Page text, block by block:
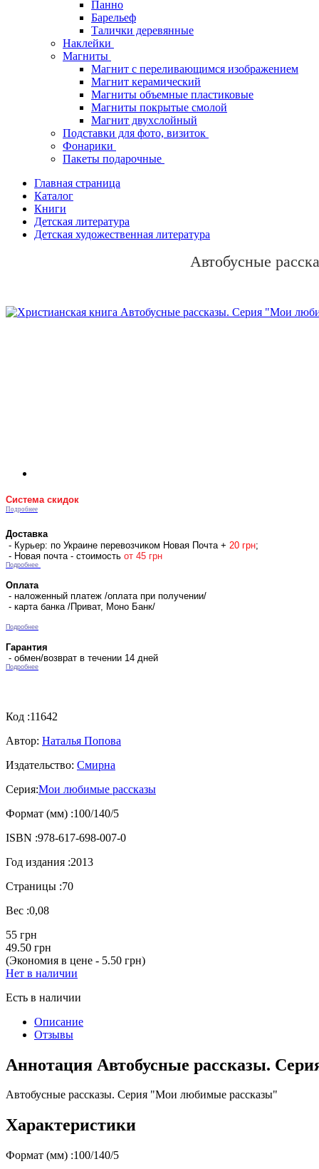
Панно
Барельеф
Талички деревянные
Наклейки
Магниты
Магнит с переливающимся изображением
Магнит керамический
Магниты объемные пластиковые
Магниты покрытые смолой
Магнит двухслойный
Подставки для фото, визиток
Фонарики
Пакеты подарочные
Главная страница
Каталог
Книги
Детская литература
Детская художественная литература
Автобусные
Система скидок
Подробнее
Доставка
- Курьер: по Украине перевозчиком Новая Почта + 20 грн;
- Новая почта - стоимость от 45 грн
Подробнее
Оплата
- наложенный платеж /оплата при получении/
- карта банка /Приват, Моно Банк/
Подробнее
Гарантия
- обмен/возврат в течении 14 дней
Подробнее
Код :11642
Автор: Наталья Попова
Издательство: Смирна
Серия:Мои любимые рассказы
Формат (мм) :100/140/5
ISBN :978-617-698-007-0
Год издания :2013
Страницы :70
Вес :0,08
55 грн
49.50 грн
(Экономия в цене - 5.50 грн)
Нет в наличии
Есть в наличии
Описание
Отзывы
Аннотация Автобусные рассказы.
Автобусные рассказы. Серия "Мои любимые рассказы"
Характеристики
Формат (мм) :100/140/5